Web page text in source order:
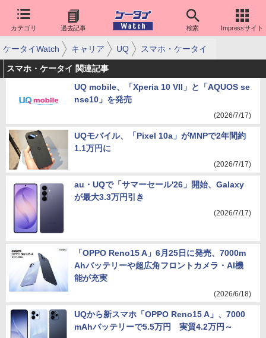
カテゴリ 過去記事 検索 Impressサイト
ケータイWatch キャリア UQ スマホ・ケータイ
スマホ・ケータイ 関連記事
UQ mobile、「Xperia 10 VII」と「AQUOS se
nse10」を発売
(2026/7/17)
UQモバイル、「Pixel 10a」がMNPで2年間約
1.1万円に
(2026/7/17)
au・UQで「サマーセール'26」開始、Galaxy
が最大3.3万円引き
(2026/7/17)
「OPPO Reno15 A」6月25日に発売、7000m
Ahバッテリーや超広角フロントカメラ・AI機
能が充実
(2026/6/18)
UQから新スマホ「OPPO Reno15 A」、7000
mAhバッテリーで5.5万円 実質4.2万円～